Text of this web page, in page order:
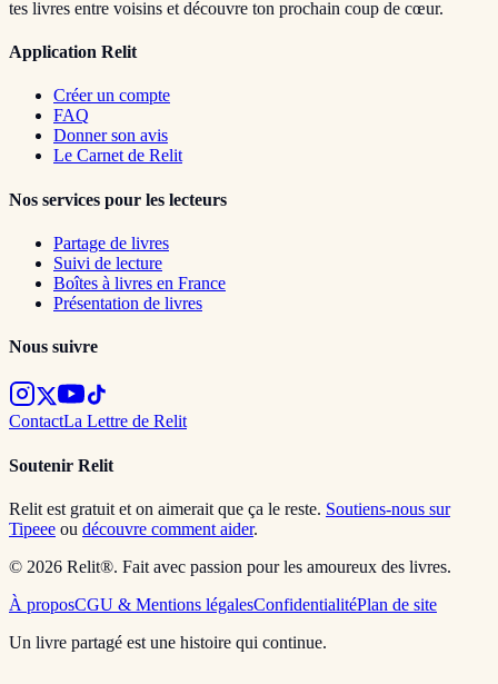
tes livres entre voisins et découvre ton prochain coup de cœur.
Application Relit
Créer un compte
FAQ
Donner son avis
Le Carnet de Relit
Nos services pour les lecteurs
Partage de livres
Suivi de lecture
Boîtes à livres en France
Présentation de livres
Nous suivre
ContactLa Lettre de Relit
Soutenir Relit
Relit est gratuit et on aimerait que ça le reste. Soutiens-nous sur
Tipeee ou découvre comment aider.
© 2026 Relit®. Fait avec passion pour les amoureux des livres.
À proposCGU & Mentions légalesConfidentialitéPlan de site
Un livre partagé est une histoire qui continue.